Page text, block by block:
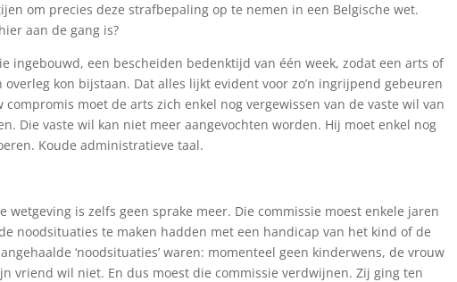
om precies deze strafbepaling op te nemen in een Belgische wet.
aan de gang is?
ingebouwd, een bescheiden bedenktijd van één week, zodat een arts of
kon bijstaan. Dat alles lijkt evident voor zo’n ingrijpend gebeuren
moet de arts zich enkel nog vergewissen van de vaste wil van
Die vaste wil kan niet meer aangevochten worden. Hij moet enkel nog
Koude administratieve taal.
wetgeving is zelfs geen sprake meer. Die commissie moest enkele jaren
noodsituaties te maken hadden met een handicap van het kind of de
‘noodsituaties’ waren: momenteel geen kinderwens, de vrouw
vriend wil niet. En dus moest die commissie verdwijnen. Zij ging ten